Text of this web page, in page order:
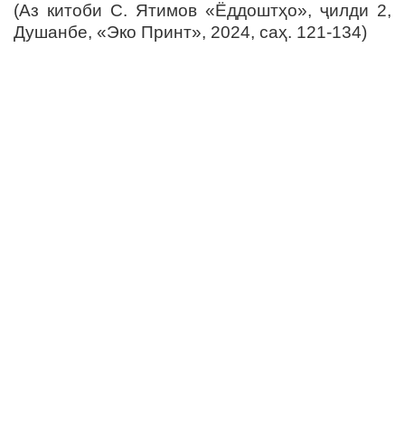
(Аз китоби С. Ятимов «Ёддоштҳо», ҷилди 2,
Душанбе, «Эко Принт», 2024, саҳ. 121-134)